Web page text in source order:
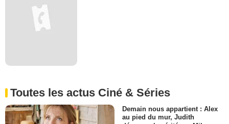
Toutes les actus Ciné & Séries
Demain nous appartient : Alex
au pied du mur, Judith